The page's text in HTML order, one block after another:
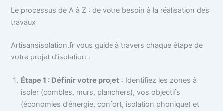
Le processus de A à Z : de votre besoin à la réalisation des
travaux
Artisansisolation.fr vous guide à travers chaque étape de
votre projet d’isolation :
Étape 1 : Définir votre projet : Identifiez les zones à
isoler (combles, murs, planchers), vos objectifs
(économies d’énergie, confort, isolation phonique) et